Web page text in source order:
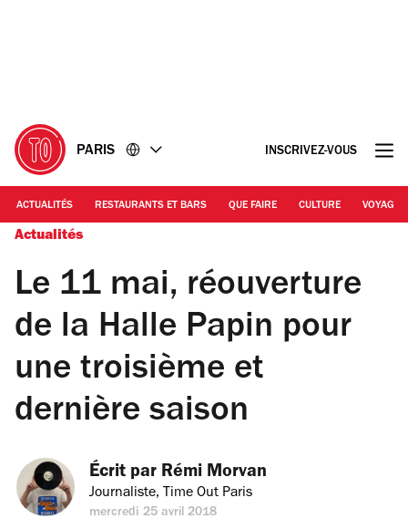
PARIS INSCRIVEZ-VOUS
ACTUALITÉS RESTAURANTS ET BARS QUE FAIRE CULTURE VOYAGE
Actualités
Le 11 mai, réouverture
de la Halle Papin pour
une troisième et
dernière saison
Écrit par Rémi Morvan
Journaliste, Time Out Paris
mercredi 25 avril 2018